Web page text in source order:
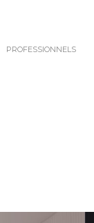
PROFESSIONNELS